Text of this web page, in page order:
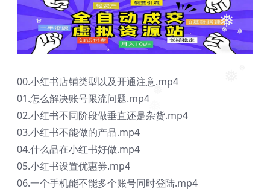
❅
❅
❅
❅
❅
❅
❅
00.小红书店铺类型以及开通注意.mp4
01.怎么解决账号限流问题.mp4
02.小红书不同阶段做垂直还是杂货.mp4
03.小红书不能做的产品.mp4
04.什么品在小红书好做.mp4
05.小红书设置优惠券.mp4
06.一个手机能不能多个账号同时登陆.mp4